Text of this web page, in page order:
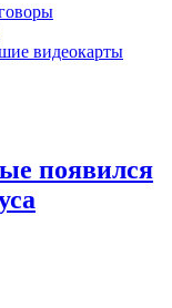
видеокарты
появился